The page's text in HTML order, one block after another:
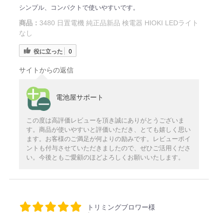
シンプル、コンパクトで使いやすいです。
商品： 3480 日置電機 純正品新品 検電器 HIOKI LEDライト
なし
役に立った 0
サイトからの返信
電池屋サポート
この度は高評価レビューを頂き誠にありがとうございま
す。商品が使いやすいと評価いただき、とても嬉しく思い
ます。お客様のご満足が何よりの励みです。レビューポイ
ントも付与させていただきましたので、ぜひご活用くださ
い。今後ともご愛顧のほどよろしくお願いいたします。
トリミングブロワー様